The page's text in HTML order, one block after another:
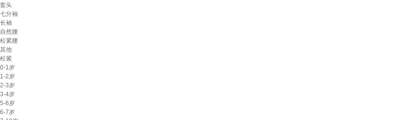
套头
七分袖
长袖
自然腰
松紧腰
其他
松紧
0-1岁
1-2岁
2-3岁
3-4岁
5-6岁
6-7岁